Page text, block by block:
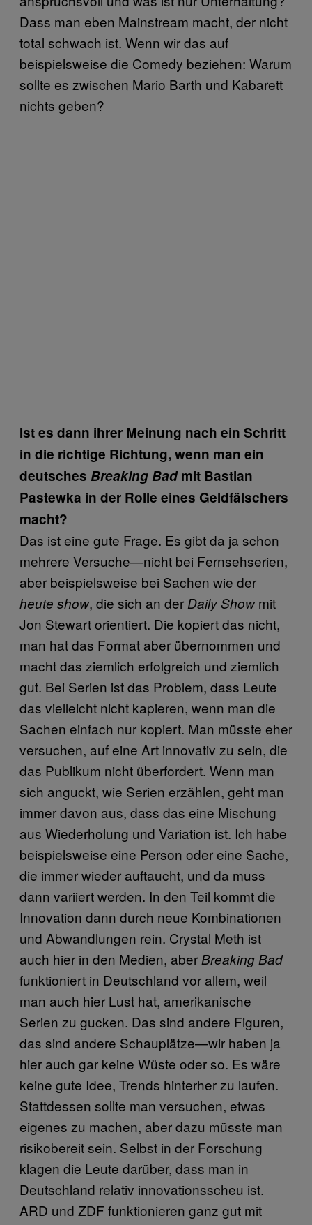
Dass man eben Mainstream macht, der nicht
total schwach ist. Wenn wir das auf
beispielsweise die Comedy beziehen: Warum
sollte es zwischen Mario Barth und Kabarett
nichts geben?
Ist es dann ihrer Meinung nach ein Schritt
in die richtige Richtung, wenn man ein
deutsches Breaking Badmit Bastian
Pastewka in der Rolle eines Geldfälschers
macht?
Das ist eine gute Frage. Es gibt da ja schon
mehrere Versuche—nicht bei Fernsehserien,
aber beispielsweise bei Sachen wie der
heute show, die sich an der Daily Showmit
Jon Stewart orientiert. Die kopiert das nicht,
man hat das Format aber übernommen und
macht das ziemlich erfolgreich und ziemlich
gut. Bei Serien ist das Problem, dass Leute
das vielleicht nicht kapieren, wenn man die
Sachen einfach nur kopiert. Man müsste eher
versuchen, auf eine Art innovativ zu sein, die
das Publikum nicht überfordert. Wenn man
sich anguckt, wie Serien erzählen, geht man
immer davon aus, dass das eine Mischung
aus Wiederholung und Variation ist. Ich habe
beispielsweise eine Person oder eine Sache,
die immer wieder auftaucht, und da muss
dann variiert werden. In den Teil kommt die
Innovation dann durch neue Kombinationen
und Abwandlungen rein. Crystal Meth ist
auch hier in den Medien, aber Breaking Bad
funktioniert in Deutschland vor allem, weil
man auch hier Lust hat, amerikanische
Serien zu gucken. Das sind andere Figuren,
das sind andere Schauplätze—wir haben ja
hier auch gar keine Wüste oder so. Es wäre
keine gute Idee, Trends hinterher zu laufen.
Stattdessen sollte man versuchen, etwas
eigenes zu machen, aber dazu müsste man
risikobereit sein. Selbst in der Forschung
klagen die Leute darüber, dass man in
Deutschland relativ innovationsscheu ist.
ARD und ZDF funktionieren ganz gut mit